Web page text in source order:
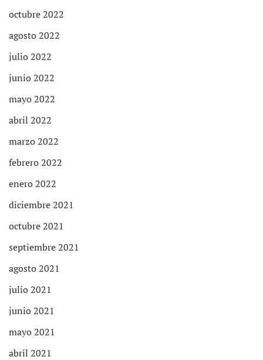
octubre 2022
agosto 2022
julio 2022
junio 2022
mayo 2022
abril 2022
marzo 2022
febrero 2022
enero 2022
diciembre 2021
octubre 2021
septiembre 2021
agosto 2021
julio 2021
junio 2021
mayo 2021
abril 2021